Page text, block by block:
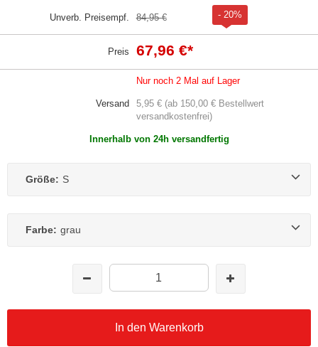
Unverb. Preisempf. 84,95 € - 20%
Preis 67,96 €*
Nur noch 2 Mal auf Lager
Versand
5,95 € (ab 150,00 € Bestellwert
versandkostenfrei)
Innerhalb von 24h versandfertig
Größe: S
Farbe: grau
In den Warenkorb